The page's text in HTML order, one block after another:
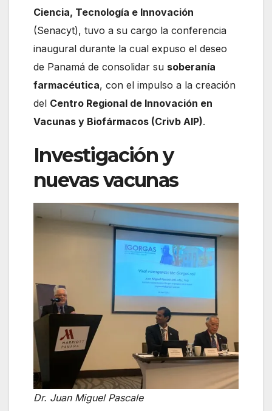
Ciencia, Tecnología e Innovación
(Senacyt), tuvo a su cargo la conferencia
inaugural durante la cual expuso el deseo
de Panamá de consolidar su soberanía
farmacéutica, con el impulso a la creación
del Centro Regional de Innovación en
Vacunas y Biofármacos (Crivb AIP).
Investigación y
nuevas vacunas
Dr. Juan Miguel Pascale